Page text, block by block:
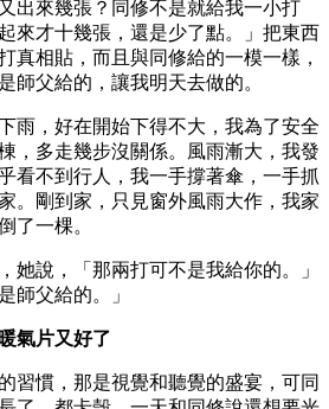
出來幾張？同修不是就給我一小打
來才十幾張，還是少了點。」把東西
真相貼，而且與同修給的一模一樣，
師父給的，讓我明天去做的。
雨，好在開始下得不大，我為了安全
，多走幾步沒關係。風雨漸大，我發
看不到行人，我一手撐著傘，一手抓
。剛到家，只見窗外風雨大作，我家
了一棵。
她說，「那兩打可不是我給你的。」
師父給的。」
氣片又好了
習慣，那是視覺和聽覺的盛宴，可同